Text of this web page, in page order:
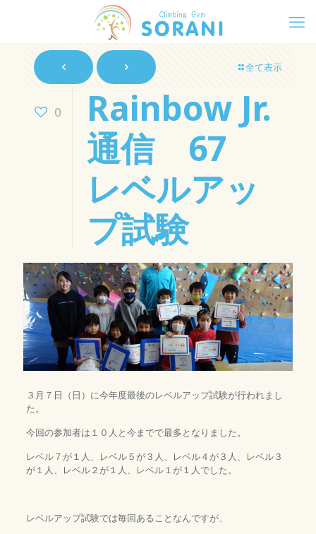
全て表示
0
Rainbow Jr.
通信 67
レベルアッ
プ試験
３月７日（日）に今年度最後のレベルアップ試験が行われまし
た。
今回の参加者は１０人と今までで最多となりました。
レベル７が１人、レベル５が３人、レベル４が３人、レベル３
が１人、レベル２が１人、レベル１が１人でした。
レベルアップ試験では毎回あることなんですが、